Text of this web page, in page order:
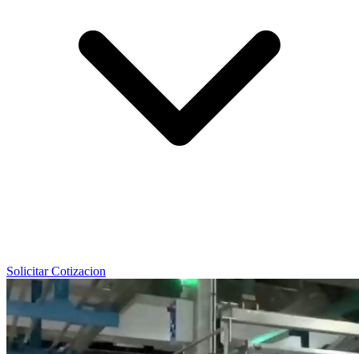
Solicitar Cotizacion